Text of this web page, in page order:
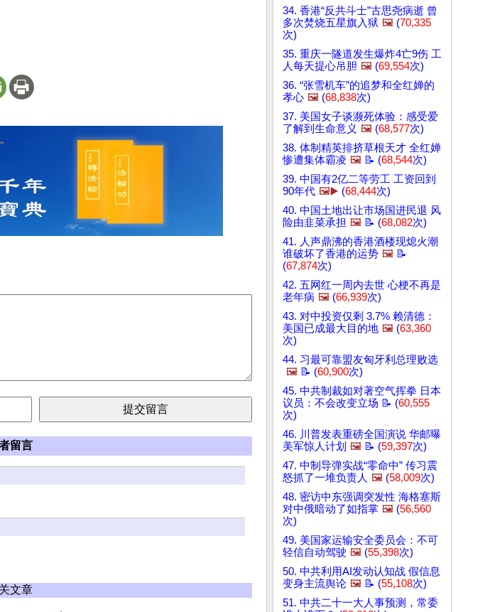
留言
文章
34. 香港“反共斗士”古思尧病逝 曾
多次焚烧五星旗入狱 🖼️ (70,335
次)
35. 重庆一隧道发生爆炸4亡9伤 工
人每天提心吊胆 🖼️ (69,554次)
36. “张雪机车”的追梦和全红婵的
孝心 🖼️ (68,838次)
37. 美国女子谈濒死体验：感受爱
了解到生命意义 🖼️ (68,577次)
38. 体制精英排挤草根天才 全红婵
惨遭集体霸凌 🖼️ 📝 (68,544次)
39. 中国有2亿二等劳工 工资回到
90年代 🖼️▶️ (68,444次)
40. 中国土地出让市场国进民退 风
险由韭菜承担 🖼️ 📝 (68,082次)
41. 人声鼎沸的香港酒楼现熄火潮
谁破坏了香港的运势 🖼️ 📝
(67,874次)
42. 五网红一周内去世 心梗不再是
老年病 🖼️ (66,939次)
43. 对中投资仅剩 3.7% 赖清德：
美国已成最大目的地 🖼️ (63,360
次)
44. 习最可靠盟友匈牙利总理败选
🖼️ 📝 (60,900次)
45. 中共制裁如对著空气挥拳 日本
议员：不会改变立场 📝 (60,555
次)
46. 川普发表重磅全国演说 华邮曝
美军惊人计划 🖼️ 📝 (59,397次)
47. 中制导弹实战“零命中” 传习震
怒抓了一堆负责人 🖼️ (58,009次)
48. 密访中东强调突发性 海格塞斯
对中俄暗动了如指掌 🖼️ (56,560
次)
49. 美国家运输安全委员会：不可
轻信自动驾驶 🖼️ (55,398次)
50. 中共利用AI发动认知战 假信息
变身主流舆论 🖼️ 📝 (55,108次)
51. 中共二十一大人事预测，常委